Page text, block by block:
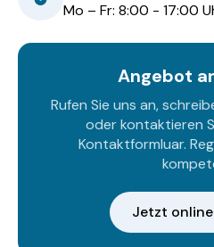
Mo – Fr: 8:00 - 17:00
Angebot
Rufen Sie uns an,
oder kontaktieren
Kontaktformluar.
Jetzt